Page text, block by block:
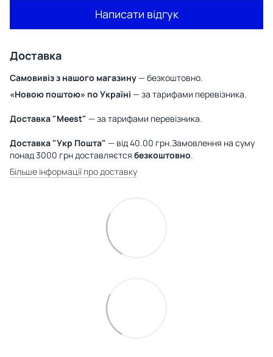
Написати відгук
Доставка
Самовивіз з нашого магазину— безкоштовно.
«Новою поштою» по Україні — за тарифами перевізника.
Доставка "Meest" — за тарифами перевізника.
Доставка "Укр Пошта" — від 40.00 грн.Замовлення на суму
понад 3000 грн доставляєтся безкоштовно.
Більше інформації про доставку